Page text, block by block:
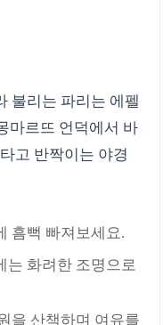
불리는 파리는 에펠
마르뜨 언덕에서 바
고 반짝이는 야경
흠뻑 빠져보세요.
는 화려한 조명으로
을 산책하며 여유를